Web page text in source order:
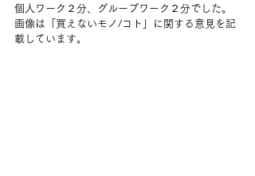
個人ワーク２分、グループワーク２分でした。
画像は「買えないモノ/コト」に関する意見を記
載しています。